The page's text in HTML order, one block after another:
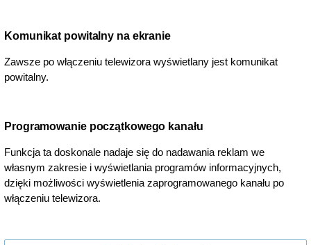
Komunikat powitalny na ekranie
Zawsze po włączeniu telewizora wyświetlany jest komunikat
powitalny.
Programowanie początkowego kanału
Funkcja ta doskonale nadaje się do nadawania reklam we
własnym zakresie i wyświetlania programów informacyjnych,
dzięki możliwości wyświetlenia zaprogramowanego kanału po
włączeniu telewizora.